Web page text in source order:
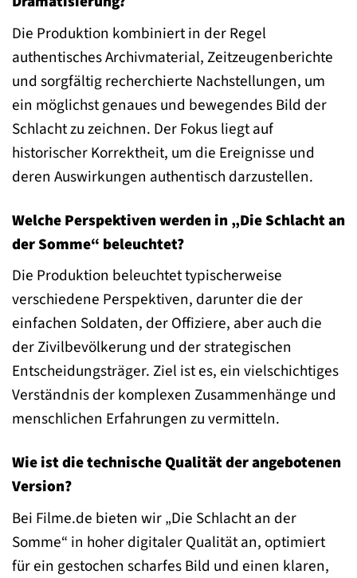
Die Produktion kombiniert in der Regel
authentisches Archivmaterial, Zeitzeugenberichte
und sorgfältig recherchierte Nachstellungen, um
ein möglichst genaues und bewegendes Bild der
Schlacht zu zeichnen. Der Fokus liegt auf
historischer Korrektheit, um die Ereignisse und
deren Auswirkungen authentisch darzustellen.
Welche Perspektiven werden in „Die Schlacht an
der Somme“ beleuchtet?
Die Produktion beleuchtet typischerweise
verschiedene Perspektiven, darunter die der
einfachen Soldaten, der Offiziere, aber auch die
der Zivilbevölkerung und der strategischen
Entscheidungsträger. Ziel ist es, ein vielschichtiges
Verständnis der komplexen Zusammenhänge und
menschlichen Erfahrungen zu vermitteln.
Wie ist die technische Qualität der angebotenen
Version?
Bei Filme.de bieten wir „Die Schlacht an der
Somme“ in hoher digitaler Qualität an, optimiert
für ein gestochen scharfes Bild und einen klaren,